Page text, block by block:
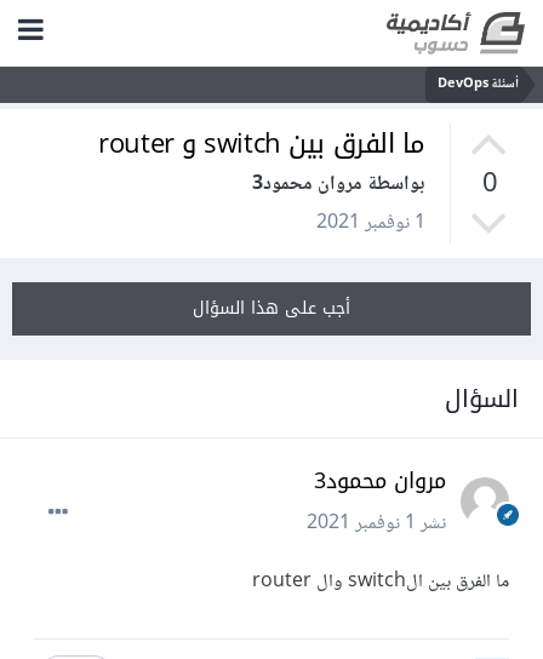
أسئلة DevOps
0
ما الفرق بين switch و router
بواسطة مروان محمود3
1 نوفمبر 2021
أجب على هذا السؤال
السؤال
مروان محمود3
نشر1 نوفمبر 2021
ما الفرق بين الswitch وال router